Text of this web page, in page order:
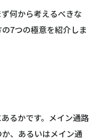
何から考えるべきな
7つの極意を紹介しま
るかです。メイン通路
、あるいはメイン通